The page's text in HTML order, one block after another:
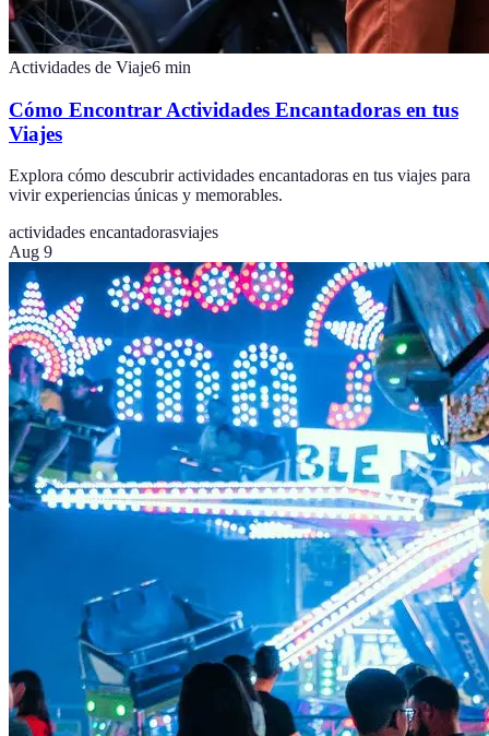
Actividades de Viaje6 min
Cómo Encontrar Actividades Encantadoras en tus
Viajes
Explora cómo descubrir actividades encantadoras en tus viajes para
vivir experiencias únicas y memorables.
actividades encantadorasviajes
Aug 9